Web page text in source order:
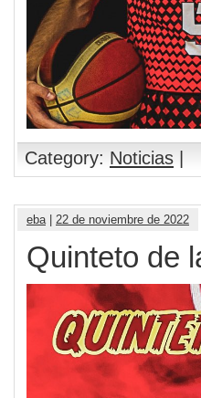
Category: Noticias
eba| 22 de noviembre de 2022
Quinteto de